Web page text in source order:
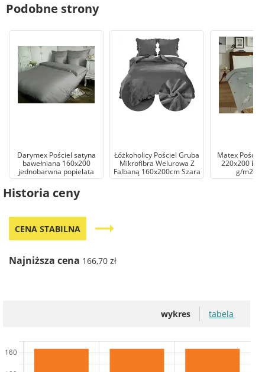
Podobne strony
Darymex Pościel satyna
bawełniana 160x200
jednobarwna popielata
Łóżkoholicy Pościel Gruba
Mikrofibra Welurowa Z
Falbaną 160x200cm Szara
Matex Pościel
220x200
g/m2
Historia ceny
CENA STABILNA trending_flat
Najniższa cena 166,70 zł
wykres tabela